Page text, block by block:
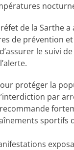
de la Sarthe a
de prévention
le suivi
protéger la
par
sportifs